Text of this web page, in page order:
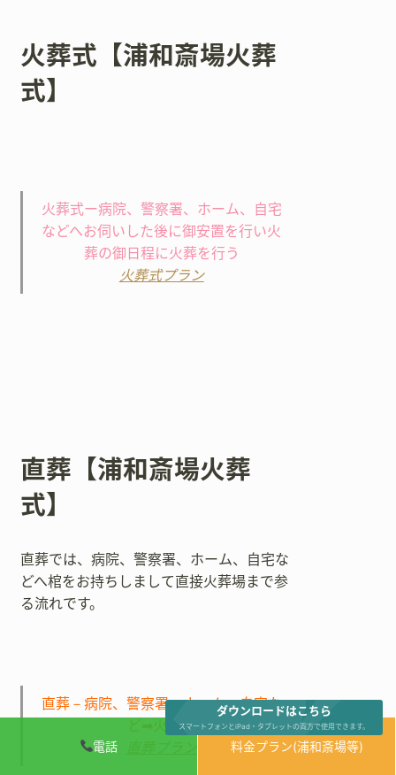
電話 料金プラン(浦和斎場等)
火葬式【浦和斎場火葬
式】
火葬式ー病院、警察署、ホーム、自宅
などへお伺いした後に御安置を行い火
葬の御日程に火葬を行う
火葬式プラン
直葬【浦和斎場火葬
式】
直葬では、病院、警察署、ホーム、自宅な
どへ棺をお持ちしまして直接火葬場まで参
る流れです。
直葬－病院、警察署、ホーム、自宅な
ど➡火葬場
ダウンロードはこちら
スマートフォンとiPad・タブレットの両方で使用できます。